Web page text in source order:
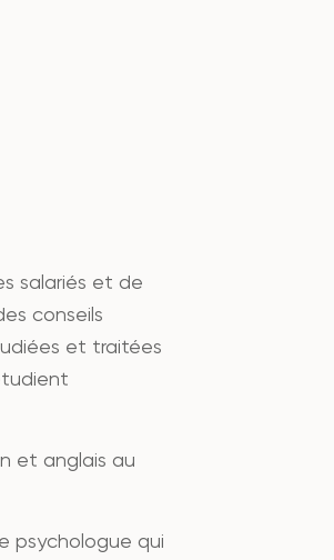
salariés et de
conseils
et traitées
et anglais au
psychologue qui